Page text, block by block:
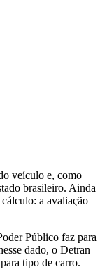
veículo e, como
brasileiro. Ainda
a avaliação
Público faz para
dado, o Detran
tipo de carro.